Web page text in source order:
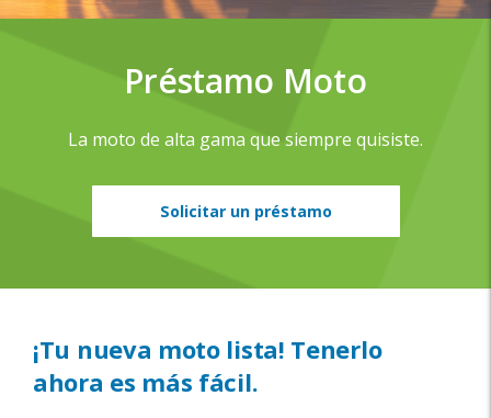
Préstamo Moto
La moto de alta gama que siempre quisiste.
Solicitar un préstamo
¡Tu nueva moto lista! Tenerlo
ahora es más fácil.